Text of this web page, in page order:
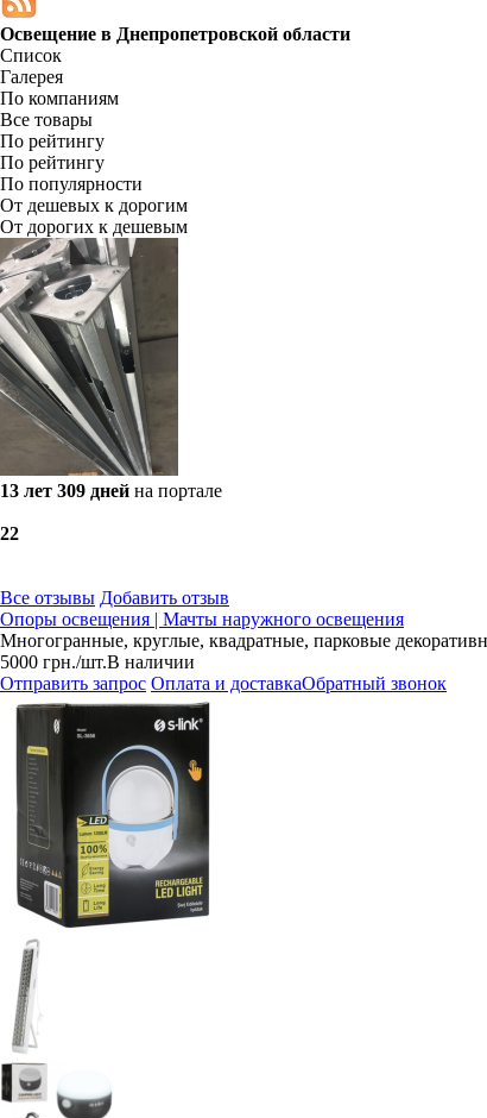
Освещение в Днепропетровской области
Список
Галерея
По компаниям
Все товары
По рейтингу
По рейтингу
По популярности
От дешевых к дорогим
От дорогих к дешевым
13 лет 309 дней на портале
22
Все отзывы Добавить отзыв
Опоры освещения | Мачты наружного освещения
Многогранные, круглые, квадратные, парковые
5000 грн./шт.В наличии
Отправить запрос Оплата и доставкаОбратный звонок